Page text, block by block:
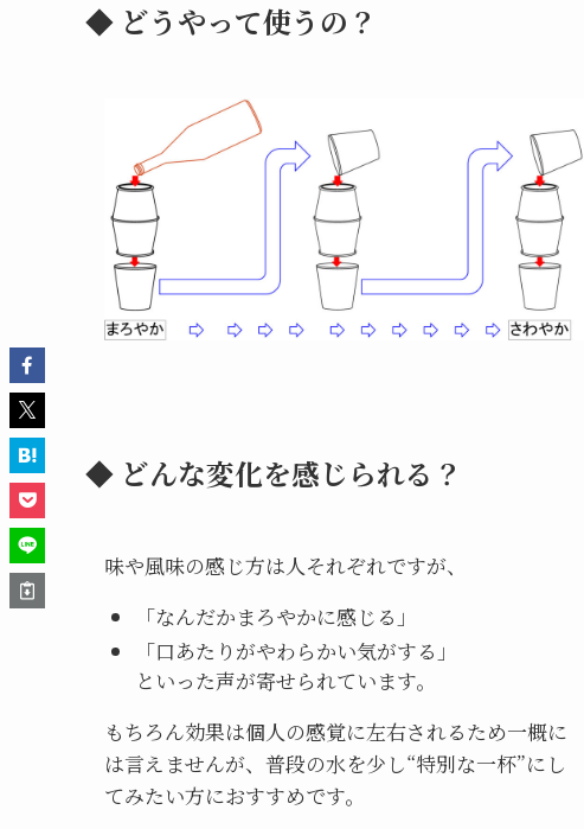
◆ どうやって使うの？
◆ どんな変化を感じられる？
味や風味の感じ方は人それぞれですが、
「なんだかまろやかに感じる」
「口あたりがやわらかい気がする」
といった声が寄せられています。
もちろん効果は個人の感覚に左右されるため一概に
は言えませんが、普段の水を少し“特別な一杯”にし
てみたい方におすすめです。